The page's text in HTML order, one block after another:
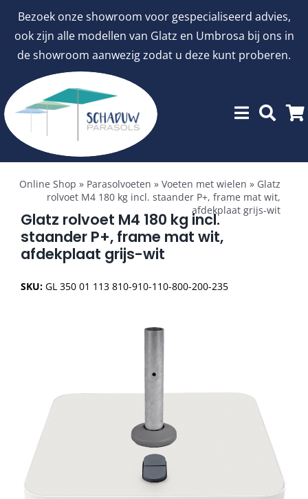
Bezoek onze showroom voor gespecialiseerd advies,
ook zijn alle modellen van Glatz en Umbrosa bij ons in
de showroom aanwezig zodat u deze kunt proberen.
inhoud
Toggle
Navigation
aanbiedingen
Stokparasols
Muurparasols
Schaduwdoeken
Snel leverbaar
Online Shop » Parasolvoeten » Voeten met wielen » Glatz
rolvoet M4 180 kg incl. staander P+, frame mat wit,
afdekplaat grijs-wit
Glatz rolvoet M4 180 kg incl.
staander P+, frame mat wit,
afdekplaat grijs-wit
SKU: GL 350 01 113 810-910-110-800-200-235